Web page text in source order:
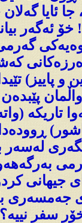
جا ئایا
خۆ ئەگەر
و پاییز)
تاریکە
لەسەر
جیهانی
جەمسەری
سفر